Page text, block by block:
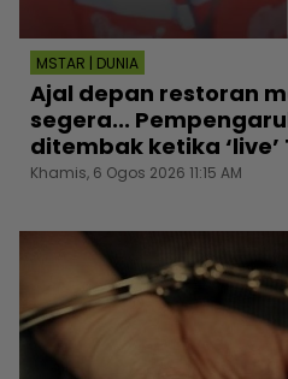
MSTAR | DUNIA
Ajal depan restoran
segera...
ditembak ketika ‘live’
Khamis, 6 Ogos 2026 11:15 AM